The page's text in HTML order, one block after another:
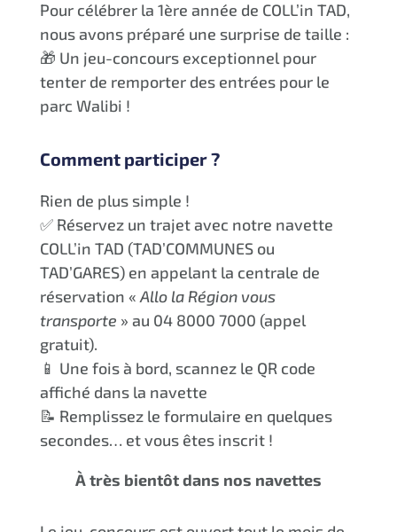
Pour célébrer la 1ère année de COLL’in TAD,
nous avons préparé une surprise de taille :
🎁 Un jeu-concours exceptionnel pour
tenter de remporter des entrées pour le
parc Walibi !
Comment participer ?
Rien de plus simple !
✅ Réservez un trajet avec notre navette
COLL’in TAD (TAD’COMMUNES ou
TAD’GARES) en appelant la centrale de
réservation « Allo la Région vous
transporte » au 04 8000 7000 (appel
gratuit).
📱 Une fois à bord, scannez le QR code
affiché dans la navette
📝 Remplissez le formulaire en quelques
secondes… et vous êtes inscrit !
À très bientôt dans nos navettes